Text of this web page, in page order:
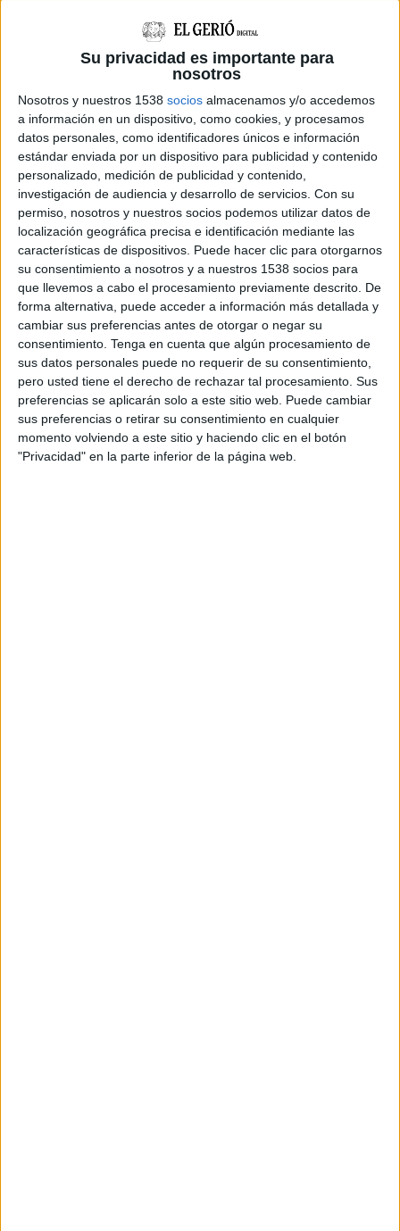
Su privacidad es importante para
nosotros
Nosotros y nuestros 1538 socios almacenamos y/o accedemos
a información en un dispositivo, como cookies, y procesamos
datos personales, como identificadores únicos e información
estándar enviada por un dispositivo para publicidad y contenido
personalizado, medición de publicidad y contenido,
investigación de audiencia y desarrollo de servicios. Con su
permiso, nosotros y nuestros socios podemos utilizar datos de
localización geográfica precisa e identificación mediante las
características de dispositivos. Puede hacer clic para otorgarnos
su consentimiento a nosotros y a nuestros 1538 socios para
que llevemos a cabo el procesamiento previamente descrito. De
forma alternativa, puede acceder a información más detallada y
cambiar sus preferencias antes de otorgar o negar su
consentimiento. Tenga en cuenta que algún procesamiento de
sus datos personales puede no requerir de su consentimiento,
pero usted tiene el derecho de rechazar tal procesamiento. Sus
preferencias se aplicarán solo a este sitio web. Puede cambiar
sus preferencias o retirar su consentimiento en cualquier
momento volviendo a este sitio y haciendo clic en el botón
"Privacidad" en la parte inferior de la página web.
Els alumnes de l’escola Salvador Dalí
de Figueres començaran el curs en
altres centres
Marc Parrot i el Quartet Brossa
fusionen pop i música de cambra a
Porta Ferrada
DARRERES NOTÍCIES
Els alumnes de l’escola Salvador Dalí
de Figueres començaran el curs en
altres centres
L’Amb So de Cobla tanca la desena
edició amb més de 2.000 persones als
principals concerts
Una avaria elèctrica deixa sense llum
diversos punts de Figueres